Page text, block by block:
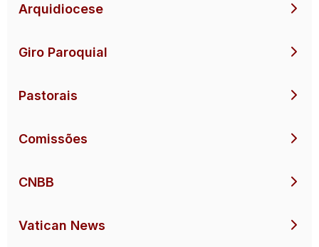
Arquidiocese
Giro Paroquial
Pastorais
Comissões
CNBB
Vatican News